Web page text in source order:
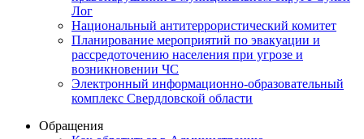
Лог
Национальный антитеррористический комитет
Планирование мероприятий по эвакуации и
рассредоточению населения при угрозе и
возникновении ЧС
Электронный информационно-образовательный
комплекс Свердловской области
Обращения